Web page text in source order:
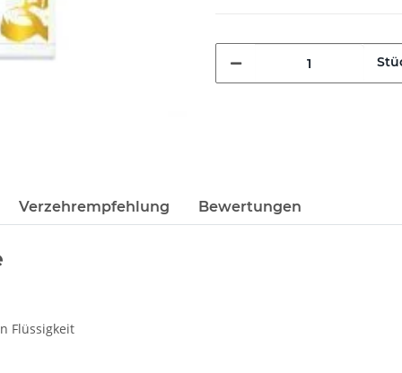
Verzehrempfehlung Bewertungen
Flüssigkeit